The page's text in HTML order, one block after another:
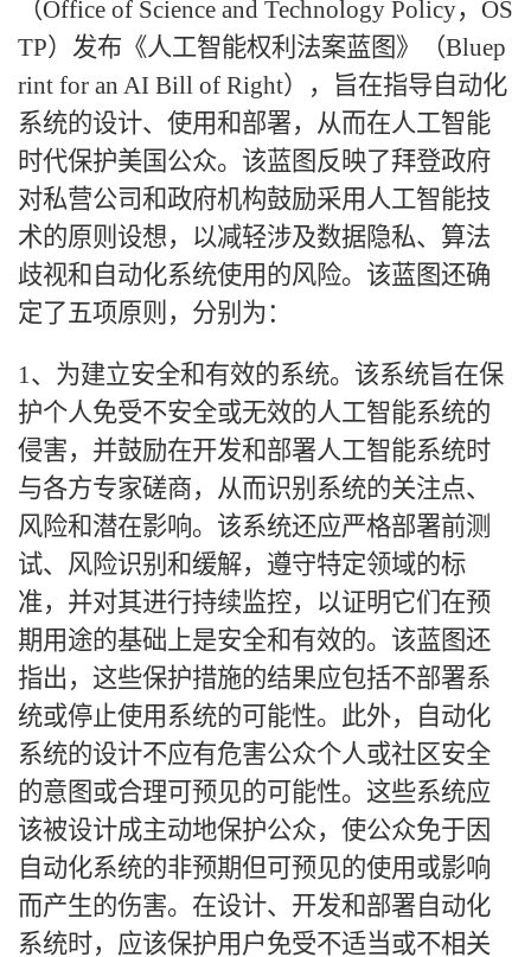
（Office of Science and Technology Policy，OS
TP）发布《人工智能权利法案蓝图》（Bluep
rint for an AI Bill of Right），旨在指导自动化
系统的设计、使用和部署，从而在人工智能
时代保护美国公众。该蓝图反映了拜登政府
对私营公司和政府机构鼓励采用人工智能技
术的原则设想，以减轻涉及数据隐私、算法
歧视和自动化系统使用的风险。该蓝图还确
定了五项原则，分别为：
1、为建立安全和有效的系统。该系统旨在保
护个人免受不安全或无效的人工智能系统的
侵害，并鼓励在开发和部署人工智能系统时
与各方专家磋商，从而识别系统的关注点、
风险和潜在影响。该系统还应严格部署前测
试、风险识别和缓解，遵守特定领域的标
准，并对其进行持续监控，以证明它们在预
期用途的基础上是安全和有效的。该蓝图还
指出，这些保护措施的结果应包括不部署系
统或停止使用系统的可能性。此外，自动化
系统的设计不应有危害公众个人或社区安全
的意图或合理可预见的可能性。这些系统应
该被设计成主动地保护公众，使公众免于因
自动化系统的非预期但可预见的使用或影响
而产生的伤害。在设计、开发和部署自动化
系统时，应该保护用户免受不适当或不相关